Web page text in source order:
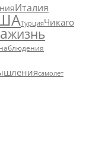
Италия
ТурцияЧикаго
жизнь
наблюдения
самолет